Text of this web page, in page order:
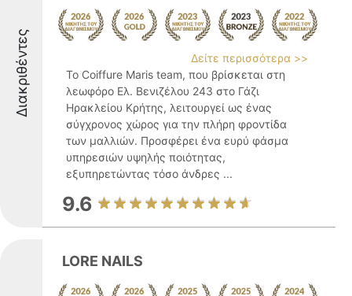
Διακριθέντες
Δείτε περισσότερα >>
Το Coiffure Maris team, που βρίσκεται στη
λεωφόρο Ελ. Βενιζέλου 243 στο Γάζι
Ηρακλείου Κρήτης, λειτουργεί ως ένας
σύγχρονος χώρος για την πλήρη φροντίδα
των μαλλιών. Προσφέρει ένα ευρύ φάσμα
υπηρεσιών υψηλής ποιότητας,
εξυπηρετώντας τόσο άνδρες ...
9.6
LORE NAILS